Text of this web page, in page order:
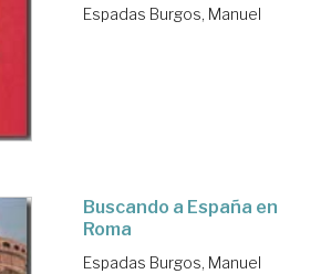
Espadas Burgos, Manuel
Buscando a España en
Roma
Espadas Burgos, Manuel